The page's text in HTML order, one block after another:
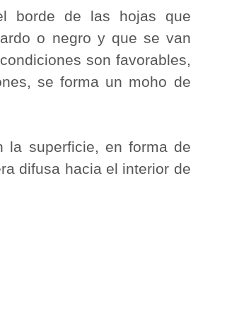
borde de las hojas que
o negro y que se van
son favorables,
se forma un moho de
la superficie, en forma de
difusa hacia el interior de